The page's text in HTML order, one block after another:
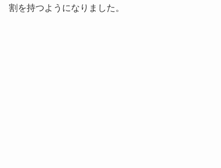
割を持つようになりました。